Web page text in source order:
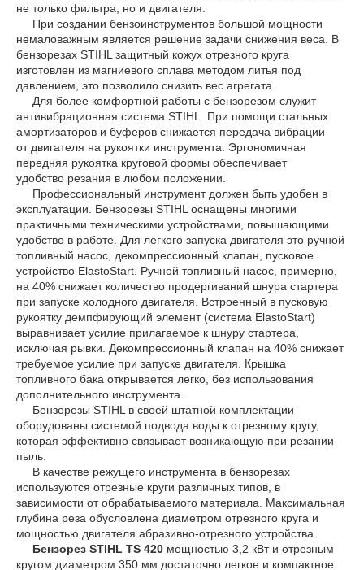
не только фильтра, но и двигателя.
При создании бензоинструментов большой мощности
немаловажным является решение задачи снижения веса. В
бензорезах STIHL защитный кожух отрезного круга
изготовлен из магниевого сплава методом литья под
давлением, это позволило снизить вес агрегата.
Для более комфортной работы с бензорезом служит
антивибрационная система STIHL. При помощи стальных
амортизаторов и буферов снижается передача вибрации
от двигателя на рукоятки инструмента. Эргономичная
передняя рукоятка круговой формы обеспечивает
удобство резания в любом положении.
Профессиональный инструмент должен быть удобен в
эксплуатации. Бензорезы STIHL оснащены многими
практичными техническими устройствами, повышающими
удобство в работе. Для легкого запуска двигателя это ручной
топливный насос, декомпрессионный клапан, пусковое
устройство ElastoStart. Ручной топливный насос, примерно,
на 40% снижает количество продергиваний шнура стартера
при запуске холодного двигателя. Встроенный в пусковую
рукоятку демпфирующий элемент (система ElastoStart)
выравнивает усилие прилагаемое к шнуру стартера,
исключая рывки. Декомпрессионный клапан на 40% снижает
требуемое усилие при запуске двигателя. Крышка
топливного бака открывается легко, без использования
дополнительного инструмента.
Бензорезы STIHL в своей штатной комплектации
оборудованы системой подвода воды к отрезному кругу,
которая эффективно связывает возникающую при резании
пыль.
В качестве режущего инструмента в бензорезах
используются отрезные круги различных типов, в
зависимости от обрабатываемого материала. Максимальная
глубина реза обусловлена диаметром отрезного круга и
мощностью двигателя абразивно-отрезного устройства.
Бензорез STIHL TS 420 мощностью 3,2 кВт и отрезным
кругом диаметром 350 мм достаточно легкое и компактное